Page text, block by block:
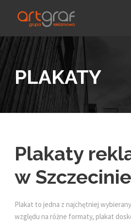
PLAKATY
Plakaty
w Szczecinie
Plakat to jedna z najchętniej
względu na różne formaty, plakat